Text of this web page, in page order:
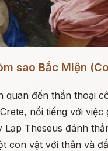
sao Bắc Miện
quan đến thần thoại
nổi tiếng với việc
Lạp Theseus đánh
con vật với thân và